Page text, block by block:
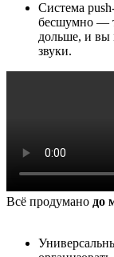
Система
бесшумно —
дольше, и вы
звуки.
Всё продумано до